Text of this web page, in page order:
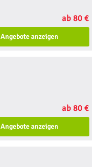
ab 80 €
Angebote anzeigen
ab 80 €
Angebote anzeigen